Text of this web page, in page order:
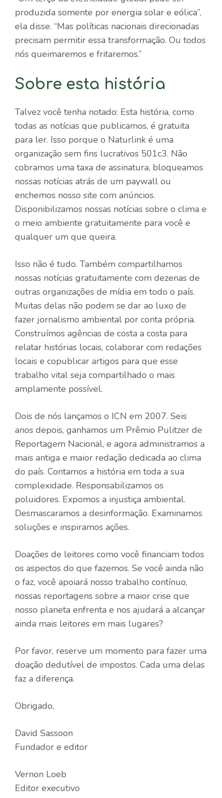
produzida somente por energia solar e eólica”,
ela disse. “Mas políticas nacionais direcionadas
precisam permitir essa transformação. Ou todos
nós queimaremos e fritaremos.”
Sobre esta história
Talvez você tenha notado: Esta história, como
todas as notícias que publicamos, é gratuita
para ler. Isso porque o Naturlink é uma
organização sem fins lucrativos 501c3. Não
cobramos uma taxa de assinatura, bloqueamos
nossas notícias atrás de um paywall ou
enchemos nosso site com anúncios.
Disponibilizamos nossas notícias sobre o clima e
o meio ambiente gratuitamente para você e
qualquer um que queira.
Isso não é tudo. Também compartilhamos
nossas notícias gratuitamente com dezenas de
outras organizações de mídia em todo o país.
Muitas delas não podem se dar ao luxo de
fazer jornalismo ambiental por conta própria.
Construímos agências de costa a costa para
relatar histórias locais, colaborar com redações
locais e copublicar artigos para que esse
trabalho vital seja compartilhado o mais
amplamente possível.
Dois de nós lançamos o ICN em 2007. Seis
anos depois, ganhamos um Prêmio Pulitzer de
Reportagem Nacional, e agora administramos a
mais antiga e maior redação dedicada ao clima
do país. Contamos a história em toda a sua
complexidade. Responsabilizamos os
poluidores. Expomos a injustiça ambiental.
Desmascaramos a desinformação. Examinamos
soluções e inspiramos ações.
Doações de leitores como você financiam todos
os aspectos do que fazemos. Se você ainda não
o faz, você apoiará nosso trabalho contínuo,
nossas reportagens sobre a maior crise que
nosso planeta enfrenta e nos ajudará a alcançar
ainda mais leitores em mais lugares?
Por favor, reserve um momento para fazer uma
doação dedutível de impostos. Cada uma delas
faz a diferença.
Obrigado,
David Sassoon
Fundador e editor
Vernon Loeb
Editor executivo